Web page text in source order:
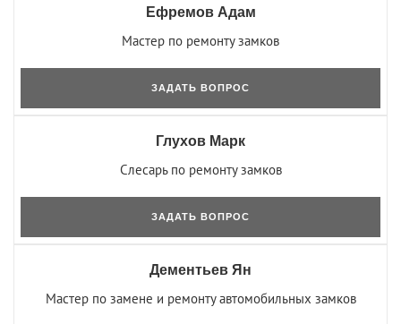
Ефремов Адам
Мастер по ремонту замков
ЗАДАТЬ ВОПРОС
Глухов Марк
Слесарь по ремонту замков
ЗАДАТЬ ВОПРОС
Дементьев Ян
Мастер по замене и ремонту автомобильных замков